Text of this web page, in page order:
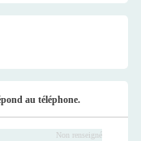
au téléphone.
Non renseigné